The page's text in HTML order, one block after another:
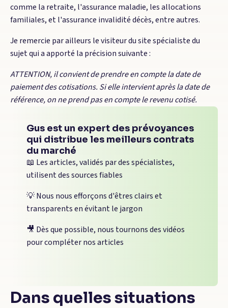
comme la retraite, l'assurance maladie, les allocations
familiales, et l'assurance invalidité décès, entre autres.
Je remercie par ailleurs le visiteur du site spécialiste du
sujet qui a apporté la précision suivante :
ATTENTION, il convient de prendre en compte la date de
paiement des cotisations. Si elle intervient après la date de
référence, on ne prend pas en compte le revenu cotisé.
Gus est un expert des prévoyances
qui distribue les meilleurs contrats
du marché
📖 Les articles, validés par des spécialistes,
utilisent des sources fiables
💡 Nous nous efforçons d'êtres clairs et
transparents en évitant le jargon
🎥 Dès que possible, nous tournons des vidéos
pour compléter nos articles
Dans quelles situations